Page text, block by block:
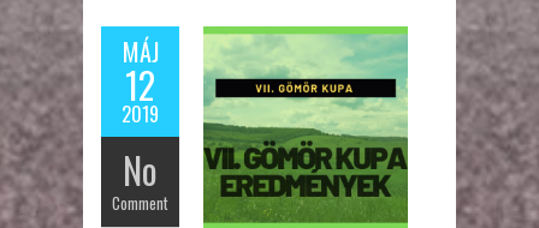
MÁJ
12
2019
No
Comment